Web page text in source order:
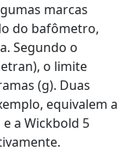
marcas
do bafômetro,
Segundo o
o limite
(g). Duas
equivalem a
a Wickbold 5